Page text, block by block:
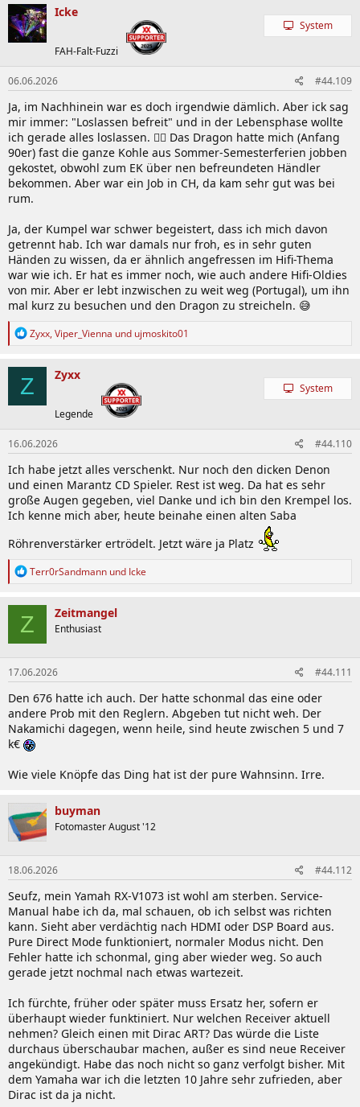
k
t
i
o
n
Icke
FAH-Falt-Fuzzi
System
06.06.2026 #44.109
Ja, im Nachhinein war es doch irgendwie dämlich. Aber ick sag
mir immer: "Loslassen befreit" und in der Lebensphase wollte
ich gerade alles loslassen. 🤷‍♂️ Das Dragon hatte mich (Anfang
90er) fast die ganze Kohle aus Sommer-Semesterferien jobben
gekostet, obwohl zum EK über nen befreundeten Händler
bekommen. Aber war ein Job in CH, da kam sehr gut was bei
rum.
Ja, der Kumpel war schwer begeistert, dass ich mich davon
getrennt hab. Ich war damals nur froh, es in sehr guten
Händen zu wissen, da er ähnlich angefressen im Hifi-Thema
war wie ich. Er hat es immer noch, wie auch andere Hifi-Oldies
von mir. Aber er lebt inzwischen zu weit weg (Portugal), um ihn
mal kurz zu besuchen und den Dragon zu streicheln. 😅
R
k
t
i
o
n
Zyxx, Viper_Vienna und ujmoskito01
Z Zyxx
Legende
System
16.06.2026 #44.110
Ich habe jetzt alles verschenkt. Nur noch den dicken Denon
und einen Marantz CD Spieler. Rest ist weg. Da hat es sehr
große Augen gegeben, viel Danke und ich bin den Krempel los.
Ich kenne mich aber, heute beinahe einen alten Saba
Röhrenverstärker ertrödelt. Jetzt wäre ja Platz
R
k
t
i
o
n
e
n
Terr0rSandmann und Icke
Z Zeitmangel
Enthusiast
17.06.2026 #44.111
Den 676 hatte ich auch. Der hatte schonmal das eine oder
andere Prob mit den Reglern. Abgeben tut nicht weh. Der
Nakamichi dagegen, wenn heile, sind heute zwischen 5 und 7
k€
Wie viele Knöpfe das Ding hat ist der pure Wahnsinn. Irre.
buyman
Fotomaster August '12
18.06.2026 #44.112
Seufz, mein Yamah RX-V1073 ist wohl am sterben. Service-
Manual habe ich da, mal schauen, ob ich selbst was richten
kann. Sieht aber verdächtig nach HDMI oder DSP Board aus.
Pure Direct Mode funktioniert, normaler Modus nicht. Den
Fehler hatte ich schonmal, ging aber wieder weg. So auch
gerade jetzt nochmal nach etwas wartezeit.
Ich fürchte, früher oder später muss Ersatz her, sofern er
überhaupt wieder funktiniert. Nur welchen Receiver aktuell
nehmen? Gleich einen mit Dirac ART? Das würde die Liste
durchaus überschaubar machen, außer es sind neue Receiver
angekündigt. Habe das noch nicht so ganz verfolgt bisher. Mit
dem Yamaha war ich die letzten 10 Jahre sehr zufrieden, aber
Dirac ist da ja nicht.